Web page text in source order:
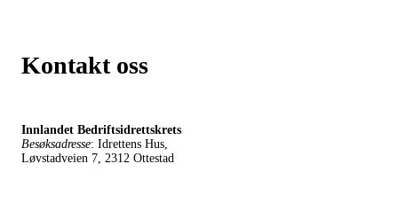
Kontakt oss
Innlandet Bedriftsidrettskrets
Besøksadresse: Idrettens Hus,
Løvstadveien 7, 2312 Ottestad